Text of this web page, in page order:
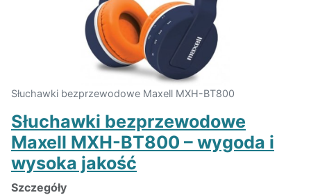
Słuchawki bezprzewodowe Maxell MXH-BT800
Słuchawki bezprzewodowe
Maxell MXH-BT800 – wygoda i
wysoka jakość
Szczegóły